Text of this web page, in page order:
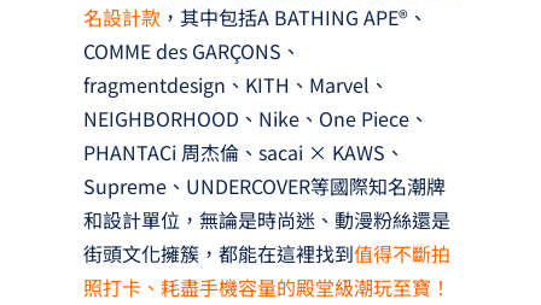
名設計款 ，其中包括A BATHING APE®、
COMME des GARÇONS、
fragmentdesign、KITH、Marvel、
NEIGHBORHOOD、Nike、One Piece、
PHANTACi 周杰倫、sacai × KAWS、
Supreme、UNDERCOVER等國際知名潮牌
和設計單位，無論是時尚迷、動漫粉絲還是
街頭文化擁簇，都能在這裡找到值得不斷拍
照打卡、耗盡手機容量的殿堂級潮玩至寶！